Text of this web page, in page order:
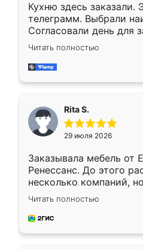
Кухню здесь заказали.
телеграмм. Выбрали
Согласовали день для
недели кухня была уже
довольны работой.
мебель за
Читать полностью
Rita S.
29 июля 2026
Заказывала мебель от
Ренессанс. До этого
несколько компаний,
эту. Сначала
приехал замерщик, всё
и снял размеры.
Читать полностью